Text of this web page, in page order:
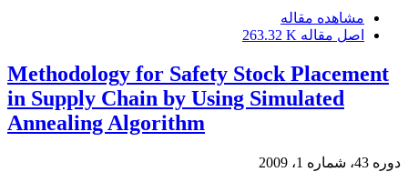
مشاهده مقاله
اصل مقاله 263.32 K
Methodology for Safety Stock Placement
in Supply Chain by Using Simulated
Annealing Algorithm
دوره 43، شماره 1، 2009